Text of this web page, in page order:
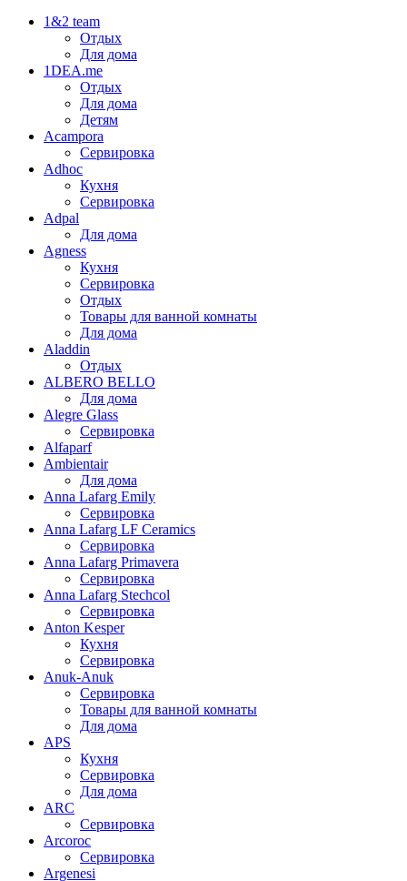
1&2 team
Отдых
Для дома
1DEA.me
Отдых
Для дома
Детям
Acampora
Сервировка
Adhoc
Кухня
Сервировка
Adpal
Для дома
Agness
Кухня
Сервировка
Отдых
Товары для ванной комнаты
Для дома
Aladdin
Отдых
ALBERO BELLO
Для дома
Alegre Glass
Сервировка
Alfaparf
Ambientair
Для дома
Anna Lafarg Emily
Сервировка
Anna Lafarg LF Ceramics
Сервировка
Anna Lafarg Primavera
Сервировка
Anna Lafarg Stechcol
Сервировка
Anton Kesper
Кухня
Сервировка
Anuk-Anuk
Сервировка
Товары для ванной комнаты
Для дома
APS
Кухня
Сервировка
Для дома
ARC
Сервировка
Arcoroc
Сервировка
Argenesi